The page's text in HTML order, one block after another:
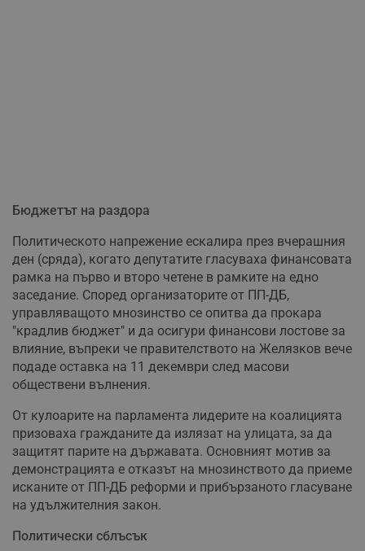
Бюджетът на раздора
Политическото напрежение ескалира през вчерашния
ден (сряда), когато депутатите гласуваха финансовата
рамка на първо и второ четене в рамките на едно
заседание. Според организаторите от ПП-ДБ,
управляващото мнозинство се опитва да прокара
"крадлив бюджет" и да осигури финансови лостове за
влияние, въпреки че правителството на Желязков вече
подаде оставка на 11 декември след масови
обществени вълнения.
От кулоарите на парламента лидерите на коалицията
призоваха гражданите да излязат на улицата, за да
защитят парите на държавата. Основният мотив за
демонстрацията е отказът на мнозинството да приеме
исканите от ПП-ДБ реформи и прибързаното гласуване
на удължителния закон.
Политически сблъсък